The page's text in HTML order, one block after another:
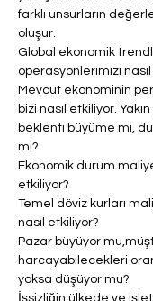
farklı unsurların
oluşur.
Global ekonomik
operasyonlerımızı
Mevcut ekonominin
bizi nasıl etkiliyor.
beklenti büyüme mi,
mi?
Ekonomik durum
etkiliyor?
Temel döviz kurları
nasıl etkiliyor?
Pazar büyüyor
harcayabilecekleri
yoksa düşüyor mu?
İşsizliğin ülkede ve